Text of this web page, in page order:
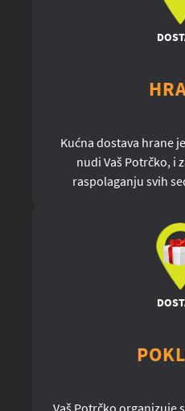
Kućna dostava hrane
nudi Vaš Potrčko, i
raspolaganju svih